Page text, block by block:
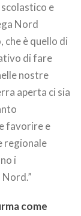
e
Nord
è quello di
di fare
nostre
aperta ci sia
favorire e
regionale
i
come